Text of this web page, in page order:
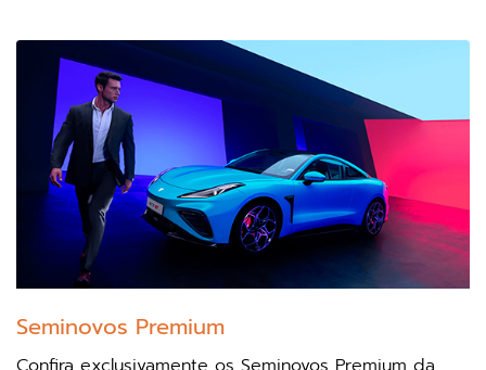
Seminovos Premium